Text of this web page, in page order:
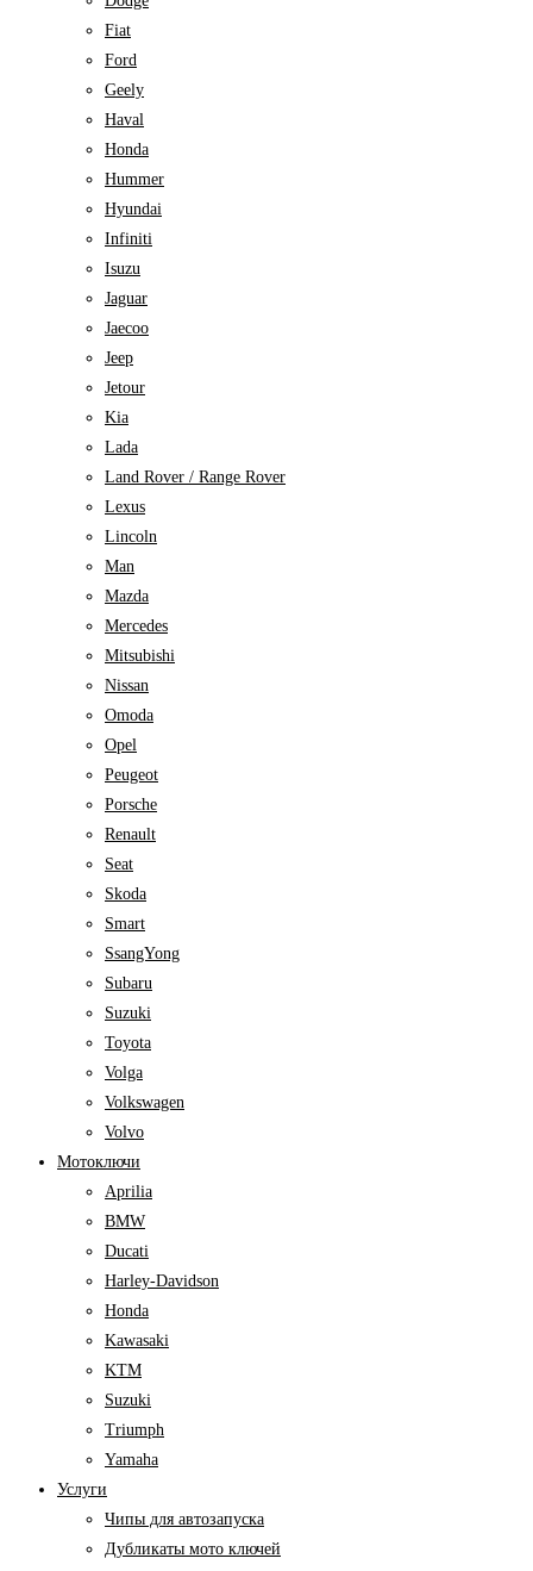
Fiat
Ford
Geely
Haval
Honda
Hummer
Hyundai
Infiniti
Isuzu
Jaguar
Jaecoo
Jeep
Jetour
Kia
Lada
Land Rover / Range Rover
Lexus
Lincoln
Man
Mazda
Mercedes
Mitsubishi
Nissan
Omoda
Opel
Peugeot
Porsche
Renault
Seat
Skoda
Smart
SsangYong
Subaru
Suzuki
Toyota
Volga
Volkswagen
Volvo
Мотоключи
Aprilia
BMW
Ducati
Harley-Davidson
Honda
Kawasaki
KTM
Suzuki
Triumph
Yamaha
Услуги
Чипы для автозапуска
Дубликаты мото ключей